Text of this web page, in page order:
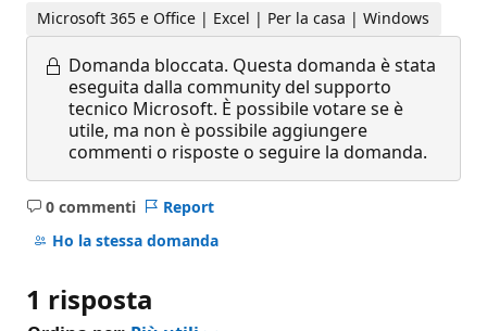
Microsoft 365 e Office | Excel | Per la casa | Windows
Domanda bloccata. Questa domanda è stata
eseguita dalla community del supporto
tecnico Microsoft. È possibile votare se è
utile, ma non è possibile aggiungere
commenti o risposte o seguire la domanda.
0 commenti
Nessun
commento
Report
Ho la stessa domanda
1 risposta